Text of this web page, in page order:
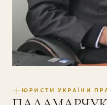
ЮРИСТИ УКРАЇНИ